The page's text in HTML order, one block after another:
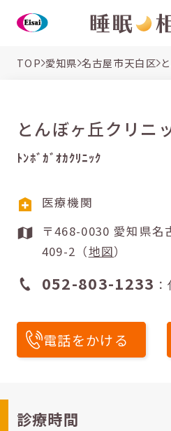
TOP 愛知県 名古屋市天白区
とんぼヶ丘クリニ
ﾄﾝﾎﾞｶﾞｵｶｸﾘﾆｯｸ
医療機関
〒468-0030 愛知県名古屋市天白区平針台1-
409-2（地図）
052-803-1233
電話をかける
診療時間